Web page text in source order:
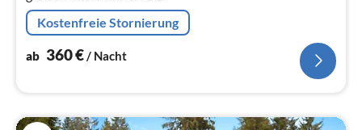
Kostenfreie Stornierung
ab 360€ / Nacht